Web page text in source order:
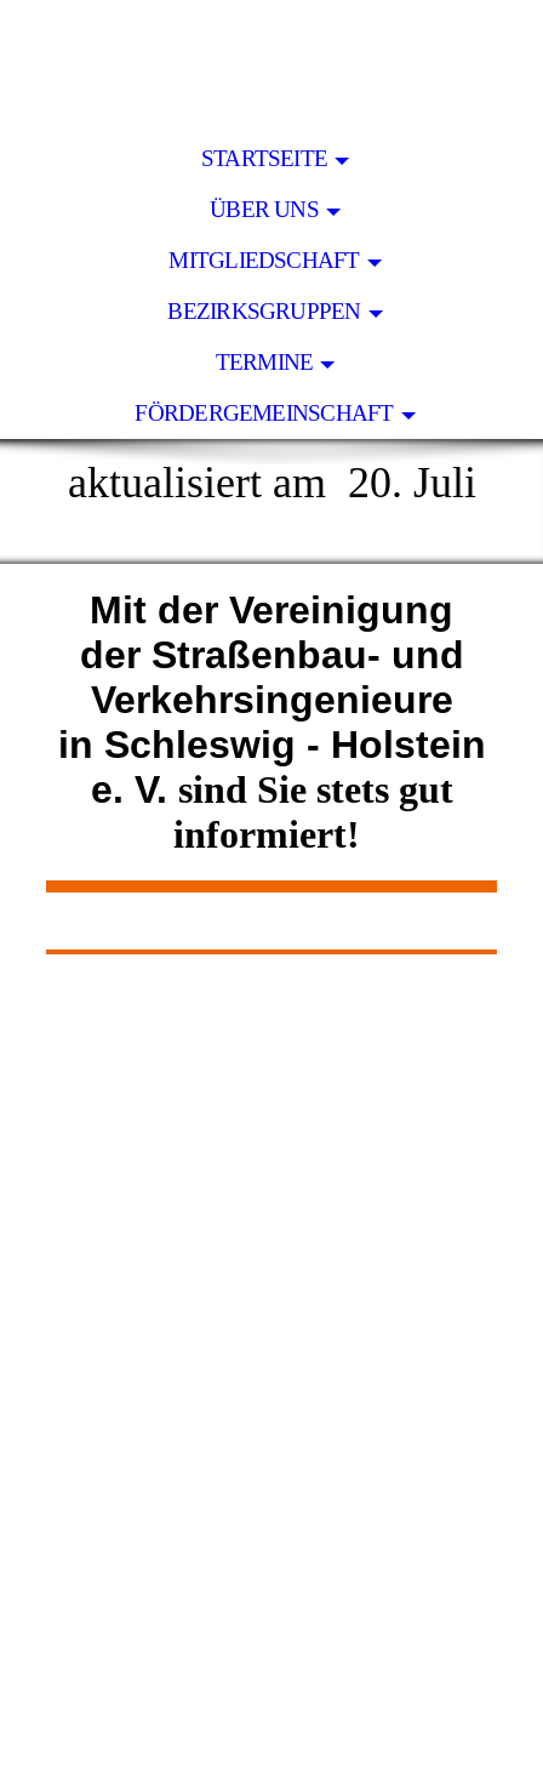
STARTSEITE
ÜBER UNS
MITGLIEDSCHAFT
BEZIRKSGRUPPEN
TERMINE
FÖRDERGEMEINSCHAFT
aktualisiert am 20. Juli
Mit der Vereinigung
der Straßenbau- und
Verkehrsingenieure
in Schleswig - Holstein
e. V. sind Sie stets gut
informiert!